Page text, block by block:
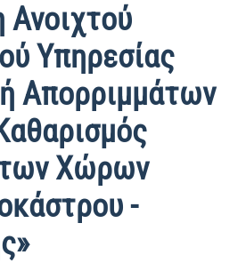
Ανοιχτού
Yπηρεσίας
Απορριμμάτων
Χώρων
-